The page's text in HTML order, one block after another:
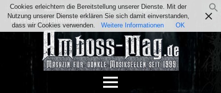
Team Kontakt Facebook
Instagram
Impressum / Datenschutz
Cookies erleichtern die Bereitstellung unserer Dienste. Mit der
Nutzung unserer Dienste erklären Sie sich damit einverstanden,
dass wir Cookies verwenden.
Weitere Informationen OK